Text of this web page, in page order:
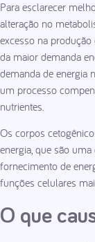
Para esclarecer
alteração no
excesso na
da maior demanda
demanda de energia
um processo
nutrientes.
Os corpos
energia, que são
fornecimento de
funções celulares
O que